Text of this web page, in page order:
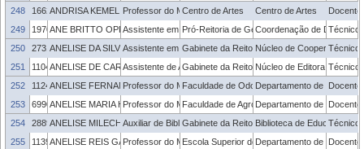
248
1662690ANDRISA KEMEL ZANELLAProfessor do Magistério Superior
Centro de Artes Centro de Artes
Docente
249
1970151ANE BRITTO OPPELTAssistente em AdministraçãoPró-Reitoria de Gestão com Pessoas
Coordenação de
Técnico
250
2731740ANELISE DA SILVEIRA ALVESAssistente em Administração
Gabinete da ReitoriaNúcleo de Cooperação
Técnico
251
1104327ANELISE DE CARVALHO HEIDRICH
Assistente de AlunoGabinete da ReitoriaNúcleo de Editora eTécnico
252
1124901ANELISE FERNANDES MONTAGNER
Professor do Magistério Superior
Faculdade de OdontologiaDepartamento de Docente
253
6990433ANELISE MARIA HAMMES PIMENTEL
Professor do Magistério Superior
Faculdade de Agronomia Eliseu Maciel
Departamento de Zootecnia
Docente
254
2889763ANELISE MILECH DOMINGUES
Auxiliar de BibliotecaGabinete da ReitoriaBiblioteca de Educação
Técnico
255
1139883ANELISE REIS GAYAProfessor do Magistério Superior
Escola Superior de Educação Física e
Departamento de Docente